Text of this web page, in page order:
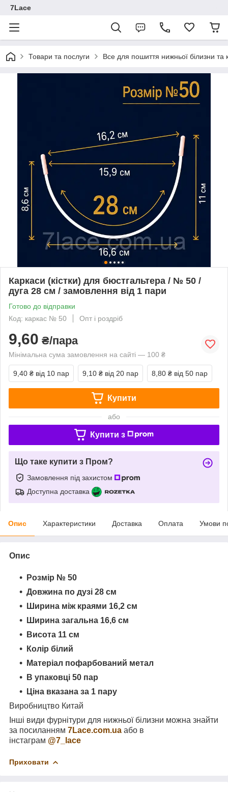
7Lace
Товари та послуги Все для пошиття нижньої білизни та
Каркаси (кістки) для бюстгальтера / № 50 /
дуга 28 см / замовлення від 1 пари
Готово до відправки
Код: каркас № 50
Опт і роздріб
9,60 ₴/пара
Мінімальна сума замовлення на сайті — 100 ₴
9,40 ₴ від 10 пар 9,10 ₴ від 20 пар 8,80 ₴ від 50 пар
Купити
або
Купити з
Що таке купити з Пром?
Замовлення під захистом
Доступна доставка
Опис Характеристики Доставка Оплата Умови
Опис
Розмір № 50
Довжина по дузі 28 см
Ширина між краями 16,2 см
Ширина загальна 16,6 см
Висота 11 см
Колір білий
Матеріал пофарбований метал
В упаковці 50 пар
Ціна вказана за 1 пару
Виробництво Китай
Інші види фурнітури для нижньої білизни можна знайти
за посиланням 7Lace.com.ua або в
інстаграм @7_lace
Приховати